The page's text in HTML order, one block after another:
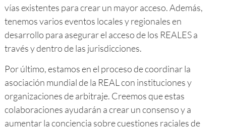
vías existentes para crear un mayor acceso. Además,
tenemos varios eventos locales y regionales en
desarrollo para asegurar el acceso de los REALES a
través y dentro de las jurisdicciones.
Por último, estamos en el proceso de coordinar la
asociación mundial de la REAL con instituciones y
organizaciones de arbitraje. Creemos que estas
colaboraciones ayudarán a crear un consenso y a
aumentar la conciencia sobre cuestiones raciales de